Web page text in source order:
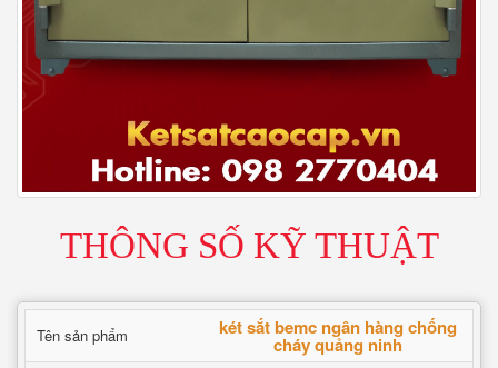
THÔNG SỐ KỸ THUẬT
Tên sản phẩm két sắt bemc ngân hàng chống
cháy quảng ninh